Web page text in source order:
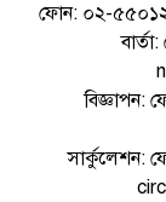
ফোন: ০২-